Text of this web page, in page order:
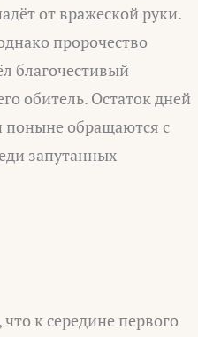
от вражеской руки.
пророчество
благочестивый
обитель. Остаток дней
поныне обращаются с
запутанных
к середине первого